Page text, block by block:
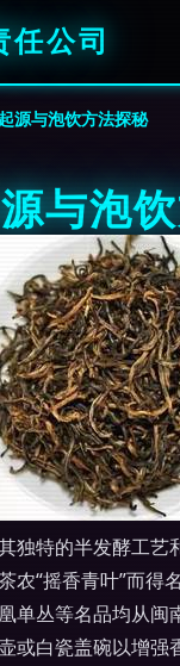
公司
源与泡饮方法探秘
与泡
独特的半发酵工
农“摇香青叶”而
单丛等名品均从
或白瓷盖碗以增